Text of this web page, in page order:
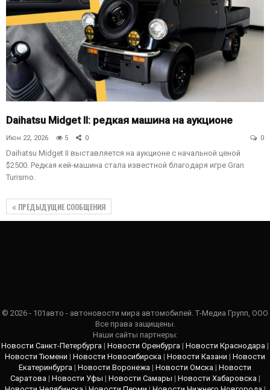
Daihatsu Midget II: редкая машина на аукционе
Июн 22, 2026 5 0 0
Daihatsu Midget II выставляется на аукционе с начальной ценой
$2500. Редкая кей-машина стала известной благодаря игре Gran
Turismo.
ПРЕДЫДУЩИЕ СООБЩЕНИЯ
© 2026 - 101авто - автоновости мира автомобилей. Т-Медиа Групп, ООО
Все права защищены.
Наши сайты партнеры:
Новости Санкт-Петербурга | Новости Оренбурга | Новости Краснодара |
Новости Тюмени | Новости Новосибирска | Новости Казани | Новости
Екатеринбурга | Новости Воронежа | Новости Омска | Новости
Саратова | Новости Уфы | Новости Самары | Новости Хабаровска |